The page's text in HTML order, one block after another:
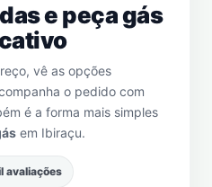
e peça gás
vê as opções
o pedido com
é a forma mais simples
em Ibiraçu.
avaliações